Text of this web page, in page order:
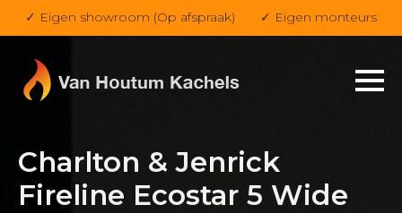
✓ Eigen showroom (Op afspraak) ✓ Eigen monteurs
Charlton & Jenrick
Fireline Ecostar 5 Wide